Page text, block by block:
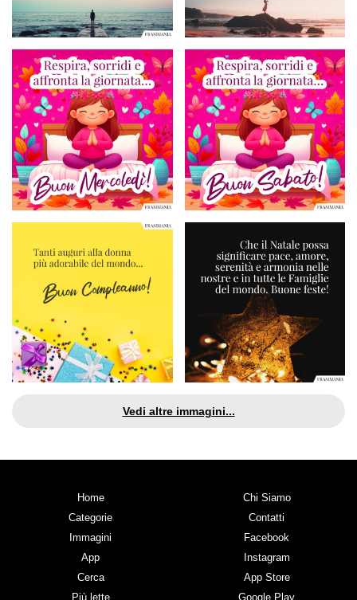
Vedi altre immagini...
Home
Categorie
Immagini
App
Cerca
Più lette
Chi Siamo
Contatti
Facebook
Instagram
App Store
Google Play